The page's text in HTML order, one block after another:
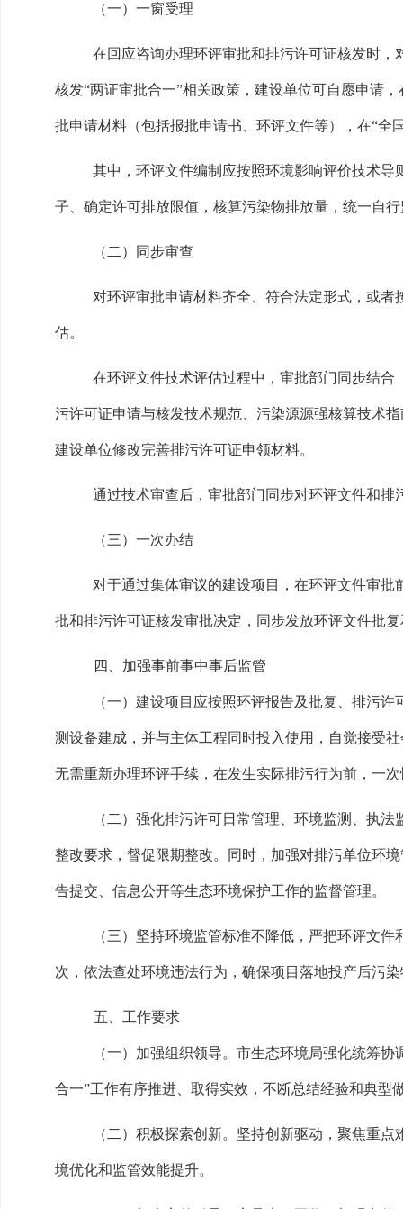
（一）一窗受理
在回应咨询办理环评审批和排污许可证核发时
核发“两证审批合一”相关政策，建设单位可自愿申请
批申请材料（包括报批申请书、环评文件等），在“
其中，环评文件编制应按照环境影响评价技术
子、确定许可排放限值，核算污染物排放量，统一自
（二）同步审查
对环评审批申请材料齐全、符合法定形式，或
估。
在环评文件技术评估过程中，审批部门同步结
污许可证申请与核发技术规范、污染源源强核算技术
建设单位修改完善排污许可证申领材料。
通过技术审查后，审批部门同步对环评文件和排
（三）一次办结
对于通过集体审议的建设项目，在环评文件审批
批和排污许可证核发审批决定，同步发放环评文件批
四、加强事前事中事后监管
（一）建设项目应按照环评报告及批复、排污
测设备建成，并与主体工程同时投入使用，自觉接受
无需重新办理环评手续，在发生实际排污行为前，一
（二）强化排污许可日常管理、环境监测、执
整改要求，督促限期整改。同时，加强对排污单位环
告提交、信息公开等生态环境保护工作的监督管理。
（三）坚持环境监管标准不降低，严把环评文
次，依法查处环境违法行为，确保项目落地投产后污
五、工作要求
（一）加强组织领导。市生态环境局强化统筹
合一”工作有序推进、取得实效，不断总结经验和典型
（二）积极探索创新。坚持创新驱动，聚焦重
境优化和监管效能提升。